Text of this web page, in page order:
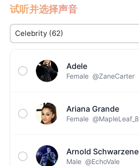
试听并选择声音
Adele
Female @ZaneCarter
Ariana Grande
Female
Arnold
Male @EchoVale